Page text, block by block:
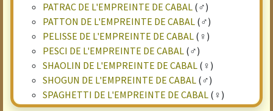
PATRAC DE L'EMPREINTE DE CABAL (♂)
PATTON DE L'EMPREINTE DE CABAL (♂)
PELISSE DE L'EMPREINTE DE CABAL (♀)
PESCI DE L'EMPREINTE DE CABAL (♂)
SHAOLIN DE L'EMPREINTE DE CABAL (♀)
SHOGUN DE L'EMPREINTE DE CABAL (♂)
SPAGHETTI DE L'EMPREINTE DE CABAL (♀)